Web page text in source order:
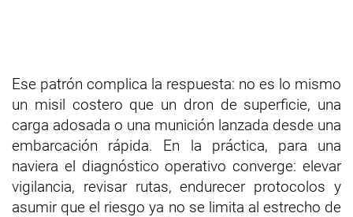
Ese patrón complica la respuesta: no es lo mismo
un misil costero que un dron de superficie, una
carga adosada o una munición lanzada desde una
embarcación rápida. En la práctica, para una
naviera el diagnóstico operativo converge: elevar
vigilancia, revisar rutas, endurecer protocolos y
asumir que el riesgo ya no se limita al estrecho de